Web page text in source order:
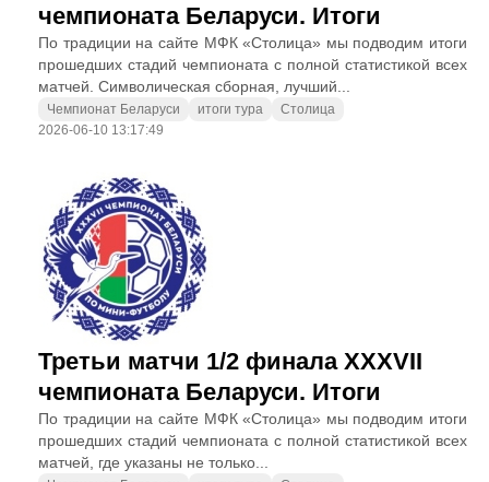
чемпионата Беларуси. Итоги
По традиции на сайте МФК «Столица» мы подводим итоги
прошедших стадий чемпионата с полной статистикой всех
матчей. Символическая сборная, лучший...
Чемпионат Беларуси итоги тура
Столица
2026-06-10 13:17:49
Третьи матчи 1/2 финала XXXVII
чемпионата Беларуси. Итоги
По традиции на сайте МФК «Столица» мы подводим итоги
прошедших стадий чемпионата с полной статистикой всех
матчей, где указаны не только...